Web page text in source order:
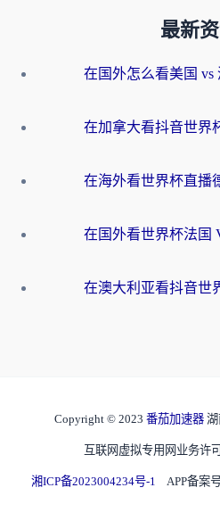
最新
Copyright © 2023 番茄加速器
互联网虚拟专用网业务许
湘ICP备2023004234号-1 APP备案